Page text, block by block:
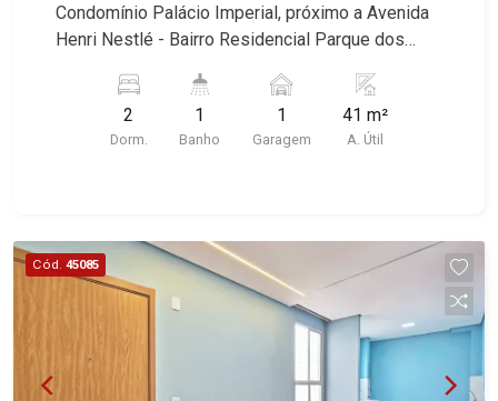
Condomínio Palácio Imperial, próximo a Avenida
Henri Nestlé - Bairro Residencial Parque dos
características deste imóvel que a Martinelli
Imobiliária selecionou para você: - 41m² de área
útil - 2 dormitórios - Banheiro social - Sala 2
Fiúsa, 1051 - Alto da Boa Vista | Ribeirão Preto.
2
Dorm.
1
Banho
1
Garagem
41 m²
A. Útil
Cód. 45085